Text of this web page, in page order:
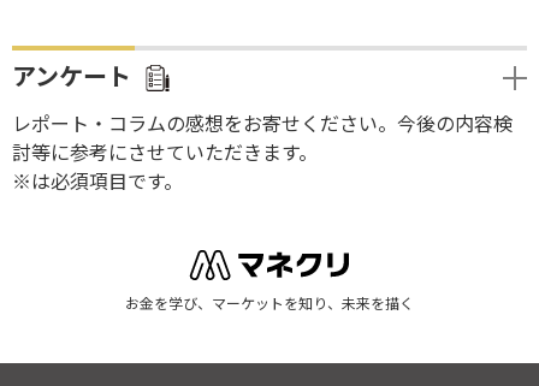
アンケート
レポート・コラムの感想をお寄せください。今後の内容検
討等に参考にさせていただきます。
※は必須項目です。
お金を学び、マーケットを知り、未来を描く